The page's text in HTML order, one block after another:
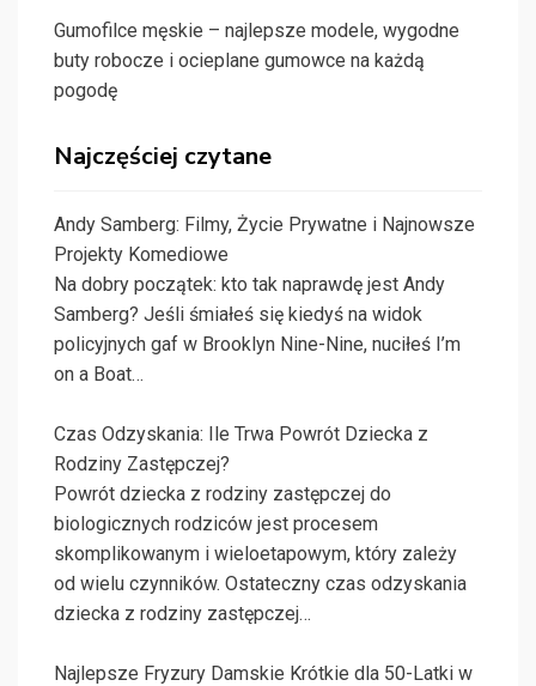
Gumofilce męskie – najlepsze modele, wygodne
buty robocze i ocieplane gumowce na każdą
pogodę
Najczęściej czytane
Andy Samberg: Filmy, Życie Prywatne i Najnowsze
Projekty Komediowe
Na dobry początek: kto tak naprawdę jest Andy
Samberg? Jeśli śmiałeś się kiedyś na widok
policyjnych gaf w Brooklyn Nine-Nine, nuciłeś I’m
on a Boat…
Czas Odzyskania: Ile Trwa Powrót Dziecka z
Rodziny Zastępczej?
Powrót dziecka z rodziny zastępczej do
biologicznych rodziców jest procesem
skomplikowanym i wieloetapowym, który zależy
od wielu czynników. Ostateczny czas odzyskania
dziecka z rodziny zastępczej…
Najlepsze Fryzury Damskie Krótkie dla 50-Latki w